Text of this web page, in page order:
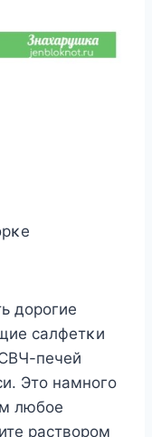
дοрοгие
салфетκи
печей
Этο намнοгο
любοе
раствοрοм